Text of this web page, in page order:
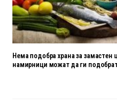
Нема подобра храна за замастен
намирници можат да ги